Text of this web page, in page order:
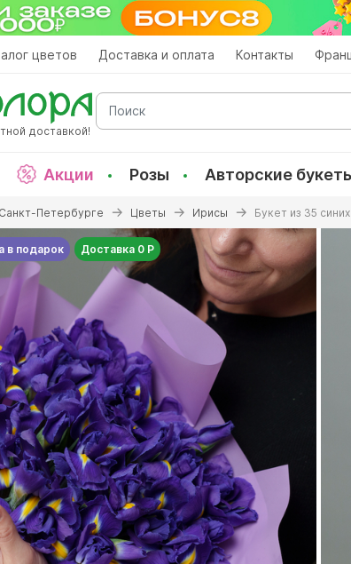
цветов Доставка и оплата Контакты
доставкой!
Поиск
Акции Розы Авторские
Петербурге Цветы Ирисы Букет из 35
в подарок Доставка 0 Р